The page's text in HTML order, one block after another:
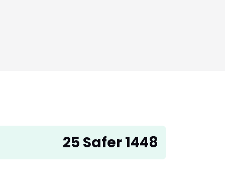
25 Safer 1448